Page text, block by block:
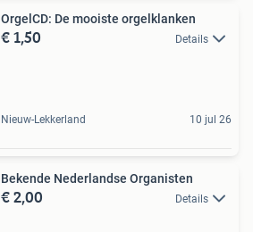
OrgelCD: De mooiste orgelklanken
€ 1,50 Details
Nieuw-Lekkerland 10 jul 26
Bekende Nederlandse Organisten
€ 2,00 Details